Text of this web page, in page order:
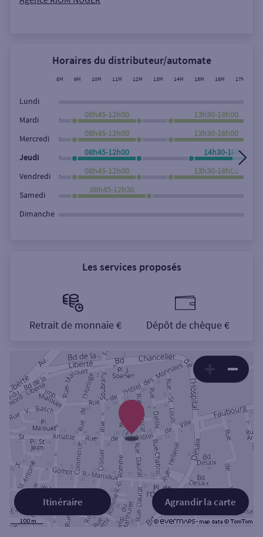
Rechercher
Horaires du distributeur/automate
8H 9H 10H 11H 12H 13H 14H 15H 16H 17H
Lundi
Mardi
08h45-12h00
, 13h30-18h00
Mercredi
08h45-12h00
, 13h30-18h00
Jeudi
08h45-12h00
, 14h30-18h00
Vendredi
08h45-12h00
, 13h30-18h00
Samedi
08h45-12h30
Dimanche
Les services proposés
Retrait de monnaie € Dépôt de chèque €
Agrandir la carte
Itinéraire